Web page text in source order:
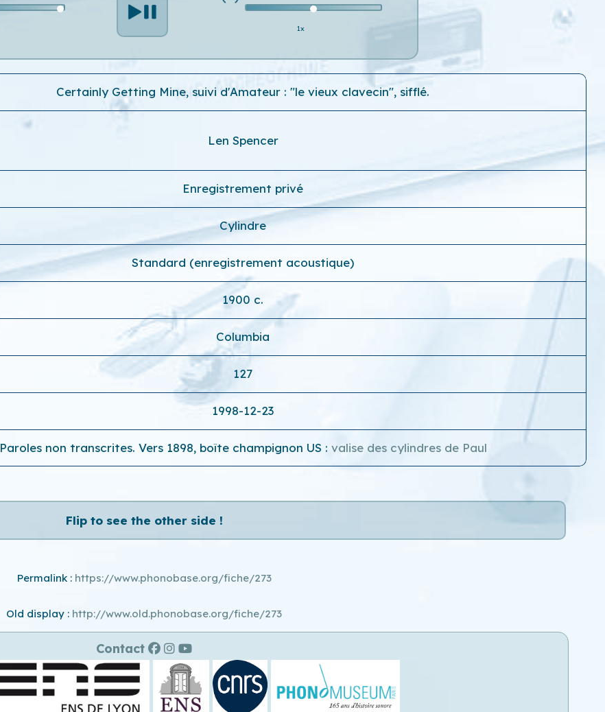
1x
Certainly Getting Mine, suivi d'Amateur : "le vieux clavecin", sifflé.
Len Spencer
Enregistrement privé
Cylindre
Standard (enregistrement acoustique)
1900 c.
Columbia
127
1998-12-23
Paroles non transcrites. Vers 1898, boîte champignon US : valise des cylindres de Paul
Flip to see the other side !
Permalink : https://www.phonobase.org/fiche/273
Old display : http://www.old.phonobase.org/fiche/273
Contact